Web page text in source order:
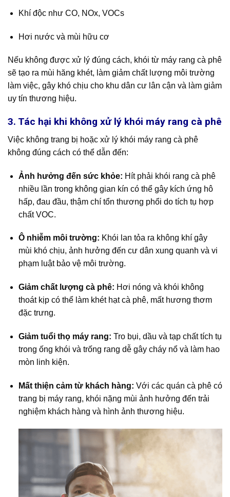
Khí độc như CO, NOx, VOCs
Hơi nước và mùi hữu cơ
Nếu không được xử lý đúng cách, khói từ máy rang cà phê
sẽ tạo ra mùi hăng khét, làm giảm chất lượng môi trường
làm việc, gây khó chịu cho khu dân cư lân cận và làm giảm
uy tín thương hiệu.
3. Tác hại khi không xử lý khói máy rang cà phê
Việc không trang bị hoặc xử lý khói máy rang cà phê
không đúng cách có thể dẫn đến:
Ảnh hưởng đến sức khỏe: Hít phải khói rang cà phê
nhiều lần trong không gian kín có thể gây kích ứng hô
hấp, đau đầu, thậm chí tổn thương phổi do tích tụ hợp
chất VOC.
Ô nhiễm môi trường: Khói lan tỏa ra không khí gây
mùi khó chịu, ảnh hưởng đến cư dân xung quanh và vi
phạm luật bảo vệ môi trường.
Giảm chất lượng cà phê: Hơi nóng và khói không
thoát kịp có thể làm khét hạt cà phê, mất hương thơm
đặc trưng.
Giảm tuổi thọ máy rang: Tro bụi, dầu và tạp chất tích tụ
trong ống khói và trống rang dễ gây cháy nổ và làm hao
mòn linh kiện.
Mất thiện cảm từ khách hàng: Với các quán cà phê có
trang bị máy rang, khói nặng mùi ảnh hưởng đến trải
nghiệm khách hàng và hình ảnh thương hiệu.